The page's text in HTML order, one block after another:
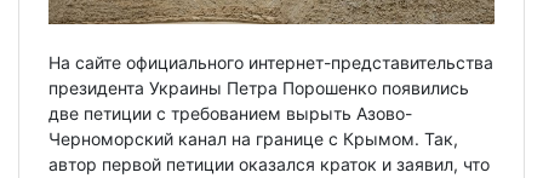
На сайте официального интернет-представительства
президента Украины Петра Порошенко появились
две петиции с требованием вырыть Азово-
Черноморский канал на границе с Крымом. Так,
автор первой петиции оказался краток и заявил, что